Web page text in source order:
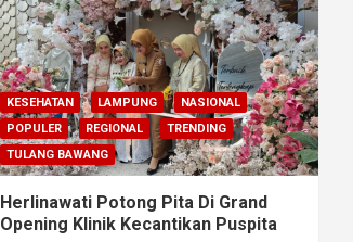
KESEHATAN LAMPUNG
NASIONAL
POPULER
REGIONAL
TRENDING
TULANG BAWANG
Herlinawati Potong Pita Di Grand
Opening Klinik Kecantikan Puspita